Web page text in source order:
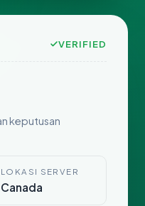
VERIFIED
keputusan
LOKASI SERVER
Canada